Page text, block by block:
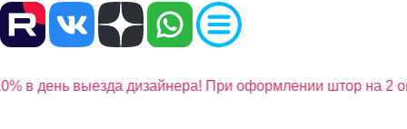
в день выезда дизайнера! При оформлении штор на 2